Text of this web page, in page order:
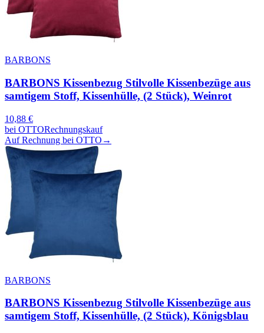
BARBONS
BARBONS Kissenbezug Stilvolle Kissenbezüge aus
samtigem Stoff, Kissenhülle, (2 Stück), Weinrot
10,88 €
bei OTTORechnungskauf
Auf Rechnung bei OTTO →
BARBONS
BARBONS Kissenbezug Stilvolle Kissenbezüge aus
samtigem Stoff, Kissenhülle, (2 Stück), Königsblau